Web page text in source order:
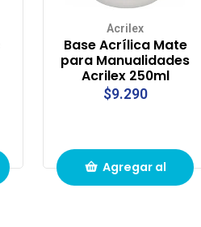
Acrilex
Base Acrílica Mate
para Manualidades
Acrilex 250ml
$9.290
Agregar al